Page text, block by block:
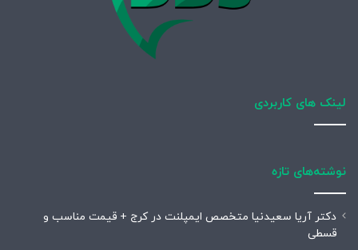
لینک های کاربردی
نوشته‌های تازه
دکتر آریا سعیدنیا متخصص ایمپلنت در کرج + قیمت مناسب و
قسطی